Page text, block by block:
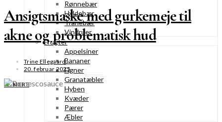
Rønnebær
Hyldebær
Tranebær
Vindruer
Frugter
Appelsiner
Bananer
Figner
Granatæbler
Hyben
Kvæder
Pærer
Æbler
Ansigtsmaske med gurkemeje til
akne og problematisk hud
Trine Ellegaard
20. februar 2025
SE MERE